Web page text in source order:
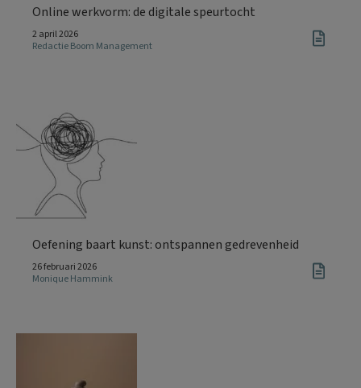
Online werkvorm: de digitale speurtocht
2 april 2026
Redactie Boom Management
Oefening baart kunst: ontspannen gedrevenheid
26 februari 2026
Monique Hammink